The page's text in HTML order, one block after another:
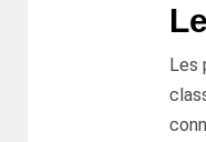
Les